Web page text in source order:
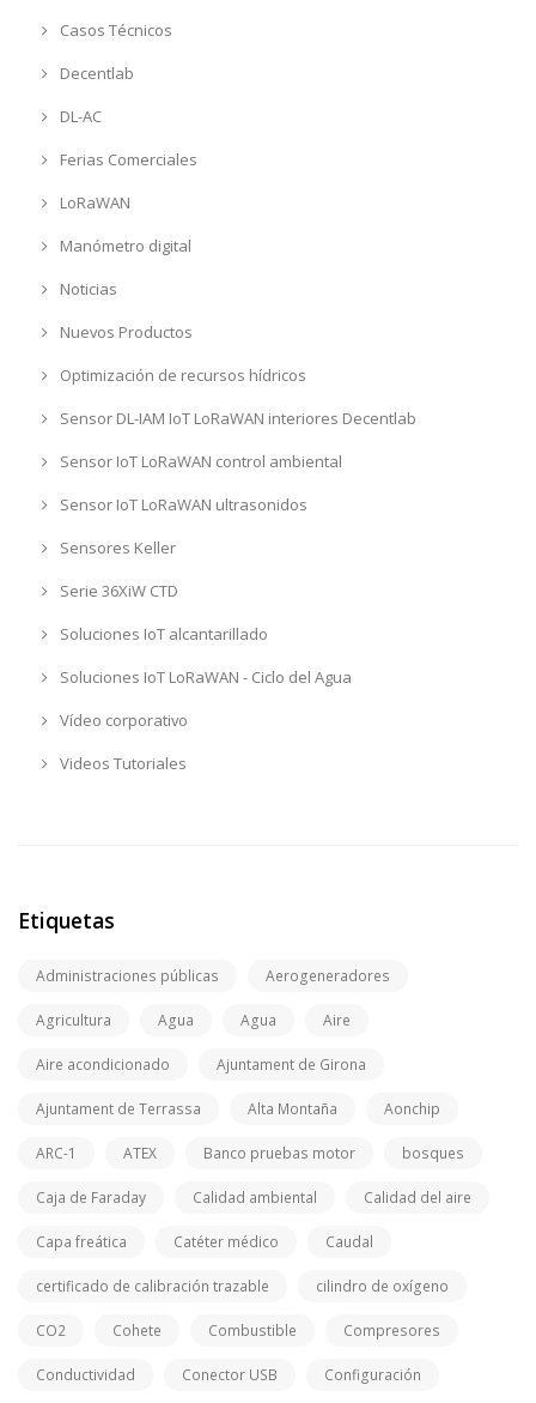
Casos Técnicos
Decentlab
DL-AC
Ferias Comerciales
LoRaWAN
Manómetro digital
Noticias
Nuevos Productos
Optimización de recursos hídricos
Sensor DL-IAM IoT LoRaWAN interiores Decentlab
Sensor IoT LoRaWAN control ambiental
Sensor IoT LoRaWAN ultrasonidos
Sensores Keller
Serie 36XiW CTD
Soluciones IoT alcantarillado
Soluciones IoT LoRaWAN - Ciclo del Agua
Vídeo corporativo
Videos Tutoriales
Etiquetas
Administraciones públicas Aerogeneradores
Agricultura Agua Agua Aire
Aire acondicionado Ajuntament de Girona
Ajuntament de Terrassa Alta Montaña Aonchip
ARC-1 ATEX Banco pruebas motor bosques
Caja de Faraday Calidad ambiental Calidad del aire
Capa freática Catéter médico Caudal
certificado de calibración trazable cilindro de oxígeno
CO2 Cohete Combustible Compresores
Conductividad Conector USB Configuración